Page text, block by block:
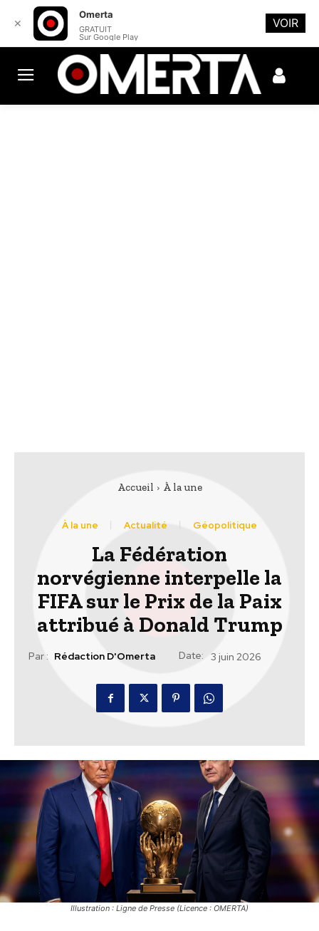
Accueil À la une
À la une Actualité Géopolitique
La Fédération
norvégienne interpelle la
FIFA sur le Prix de la Paix
attribué à Donald Trump
Par : Rédaction D'Omerta Date: 3 juin 2026
Illustration : Ligne de Presse (Licence : OMERTA)
✕
Omerta
GRATUIT
Sur Google Play
VOIR